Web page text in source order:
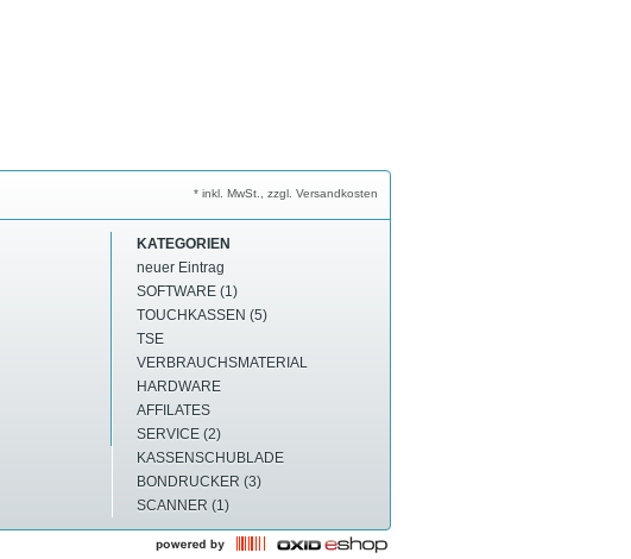
* inkl. MwSt., zzgl. Versandkosten
KATEGORIEN
neuer Eintrag
SOFTWARE (1)
TOUCHKASSEN (5)
TSE
VERBRAUCHSMATERIAL
HARDWARE
AFFILATES
SERVICE (2)
KASSENSCHUBLADE
BONDRUCKER (3)
SCANNER (1)